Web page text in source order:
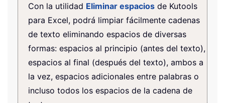
Con la utilidad Eliminar espacios de Kutools
para Excel, podrá limpiar fácilmente cadenas
de texto eliminando espacios de diversas
formas: espacios al principio (antes del texto),
espacios al final (después del texto), ambos a
la vez, espacios adicionales entre palabras o
incluso todos los espacios de la cadena de